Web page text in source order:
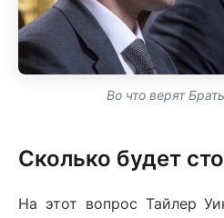
Во что верят
Сколько будет
На этот вопрос Тайлер